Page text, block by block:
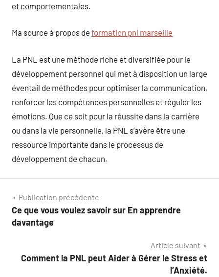
et comportementales.
Ma source à propos de formation pnl marseille
La PNL est une méthode riche et diversifiée pour le
développement personnel qui met à disposition un large
éventail de méthodes pour optimiser la communication,
renforcer les compétences personnelles et réguler les
émotions. Que ce soit pour la réussite dans la carrière
ou dans la vie personnelle, la PNL s’avère être une
ressource importante dans le processus de
développement de chacun.
Navigation
de
Publication précédente
Ce que vous voulez savoir sur En apprendre
davantage
Article suivant
Comment la PNL peut Aider à Gérer le Stress et
l’Anxiété.